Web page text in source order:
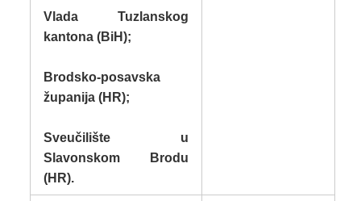
Vlada Tuzlanskog
kantona (BiH);
Brodsko-posavska
županija (HR);
Sveučilište u
Slavonskom Brodu
(HR).